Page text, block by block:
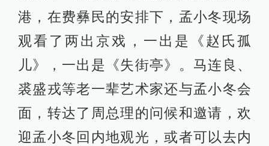
港，在费彝民的安排下，孟小冬现场
观看了两出京戏，一出是《赵氏孤
儿》，一出是《失街亭》。马连良、
裘盛戎等老一辈艺术家还与孟小冬会
面，转达了周总理的问候和邀请，欢
迎孟小冬回内地观光，或者可以去内